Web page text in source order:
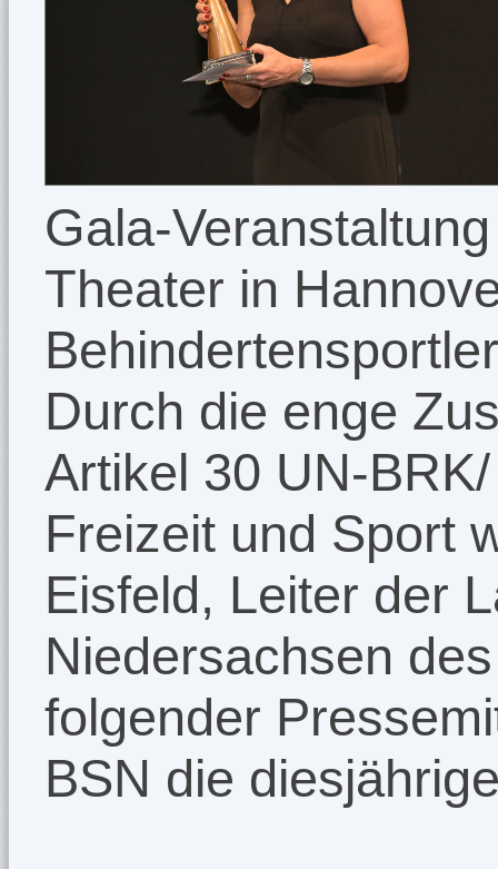
Gala-
Theater in
Durch die enge
Artikel 30 UN-
Freizeit und Sport
Eisfeld, Leiter der
Niedersachsen
folgender
BSN die